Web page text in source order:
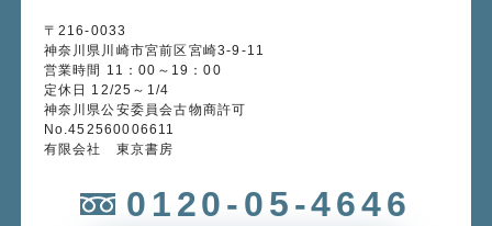
〒216-0033
神奈川県川崎市宮前区宮崎3-9-11
営業時間 11：00～19：00
定休日 12/25～1/4
神奈川県公安委員会古物商許可
No.452560006611
有限会社 東京書房
0120-05-4646